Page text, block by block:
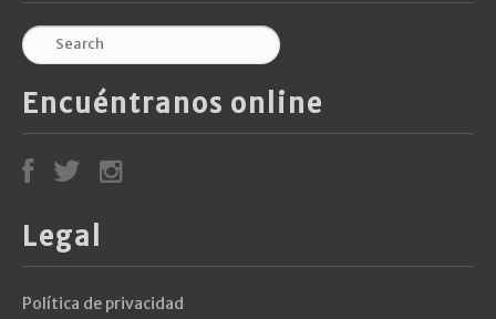
Encuéntranos online
Legal
Política de privacidad